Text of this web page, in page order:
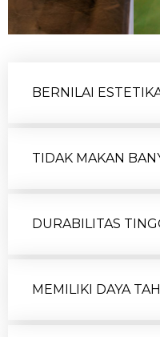
BERNILAI
TIDAK MAKAN
DURABILITAS
MEMILIKI DAYA